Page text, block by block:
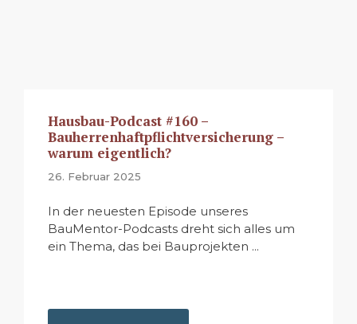
Hausbau-Podcast #160 –
Bauherrenhaftpflichtversicherung –
warum eigentlich?
26. Februar 2025
In der neuesten Episode unseres
BauMentor-Podcasts dreht sich alles um
ein Thema, das bei Bauprojekten ...